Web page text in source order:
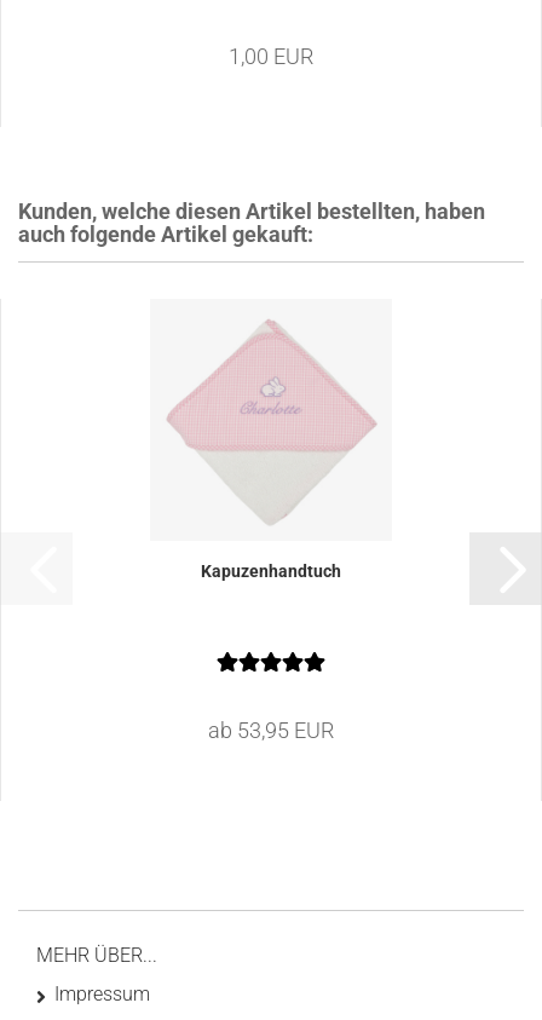
1,00 EUR
Kunden, welche diesen Artikel bestellten, haben
auch folgende Artikel gekauft:
Kapuzenhandtuch
ab 53,95 EUR
MEHR ÜBER...
Impressum